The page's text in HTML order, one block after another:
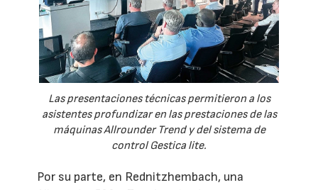
Las presentaciones técnicas permitieron a los
asistentes profundizar en las prestaciones de las
máquinas Allrounder Trend y del sistema de
control Gestica lite.
Por su parte, en Rednitzhembach, una